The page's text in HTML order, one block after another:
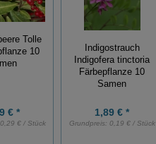
Tolle
10
€ *
0,29 € / Stück
Indigostrauch
Indigofera tinctoria
Färbepflanze 10
Samen
1,89 € *
Grundpreis: 0,19 € / Stück